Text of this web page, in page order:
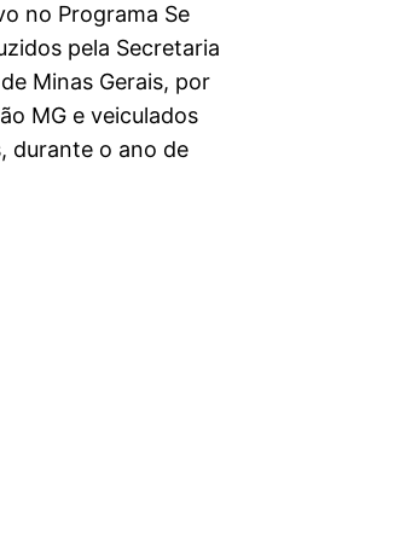
no Programa Se
pela Secretaria
Minas Gerais, por
MG e veiculados
durante o ano de